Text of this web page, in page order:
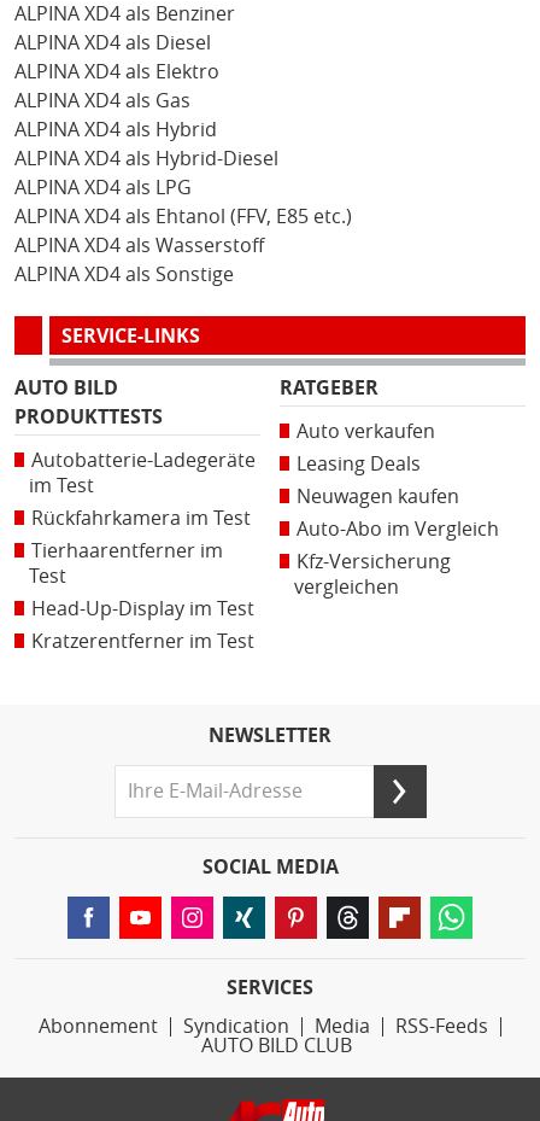
ALPINA XD4 als Benziner
ALPINA XD4 als Diesel
ALPINA XD4 als Elektro
ALPINA XD4 als Gas
ALPINA XD4 als Hybrid
ALPINA XD4 als Hybrid-Diesel
ALPINA XD4 als LPG
ALPINA XD4 als Ehtanol (FFV, E85 etc.)
ALPINA XD4 als Wasserstoff
ALPINA XD4 als Sonstige
SERVICE-LINKS
AUTO BILD
PRODUKTTESTS
Autobatterie-Ladegeräte
im Test
Rückfahrkamera im Test
Tierhaarentferner im
Test
Head-Up-Display im Test
Kratzerentferner im Test
RATGEBER
Auto verkaufen
Leasing Deals
Neuwagen kaufen
Auto-Abo im Vergleich
Kfz-Versicherung
vergleichen
NEWSLETTER
SOCIAL MEDIA
SERVICES
Abonnement
Syndication Media
RSS-Feeds
AUTO BILD CLUB